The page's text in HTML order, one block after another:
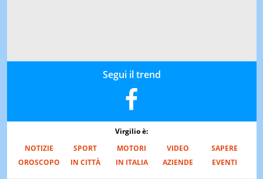
Segui il trend
Virgilio è:
NOTIZIE
SPORT MOTORI VIDEO
SAPERE
OROSCOPO
IN CITTÀ IN ITALIA AZIENDE EVENTI